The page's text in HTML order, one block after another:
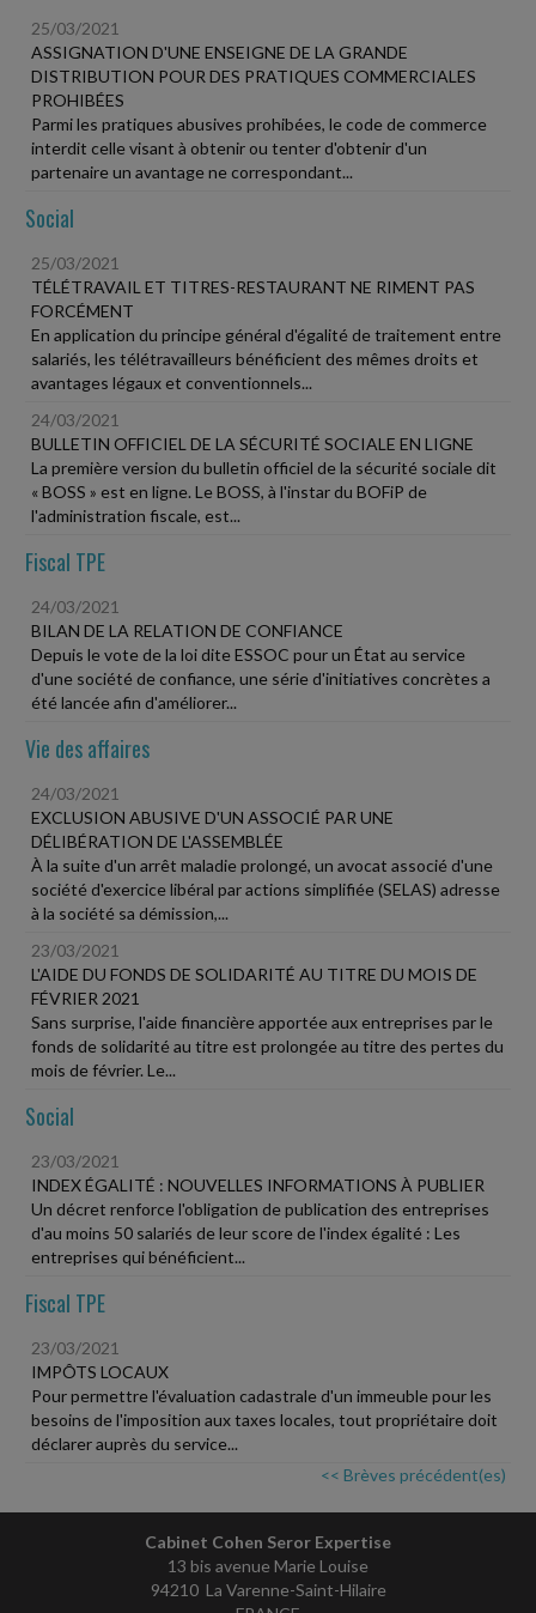
25/03/2021
ASSIGNATION D'UNE ENSEIGNE DE LA GRANDE
DISTRIBUTION POUR DES PRATIQUES COMMERCIALES
PROHIBÉES
Parmi les pratiques abusives prohibées, le code de commerce
interdit celle visant à obtenir ou tenter d'obtenir d'un
partenaire un avantage ne correspondant...
Social
25/03/2021
TÉLÉTRAVAIL ET TITRES-RESTAURANT NE RIMENT PAS
FORCÉMENT
En application du principe général d'égalité de traitement entre
salariés, les télétravailleurs bénéficient des mêmes droits et
avantages légaux et conventionnels...
24/03/2021
BULLETIN OFFICIEL DE LA SÉCURITÉ SOCIALE EN LIGNE
La première version du bulletin officiel de la sécurité sociale dit
« BOSS » est en ligne. Le BOSS, à l'instar du BOFiP de
l'administration fiscale, est...
Fiscal TPE
24/03/2021
BILAN DE LA RELATION DE CONFIANCE
Depuis le vote de la loi dite ESSOC pour un État au service
d'une société de confiance, une série d'initiatives concrètes a
été lancée afin d'améliorer...
Vie des affaires
24/03/2021
EXCLUSION ABUSIVE D'UN ASSOCIÉ PAR UNE
DÉLIBÉRATION DE L'ASSEMBLÉE
À la suite d'un arrêt maladie prolongé, un avocat associé d'une
société d'exercice libéral par actions simplifiée (SELAS) adresse
à la société sa démission,...
23/03/2021
L'AIDE DU FONDS DE SOLIDARITÉ AU TITRE DU MOIS DE
FÉVRIER 2021
Sans surprise, l'aide financière apportée aux entreprises par le
fonds de solidarité au titre est prolongée au titre des pertes du
mois de février. Le...
Social
23/03/2021
INDEX ÉGALITÉ : NOUVELLES INFORMATIONS À PUBLIER
Un décret renforce l'obligation de publication des entreprises
d'au moins 50 salariés de leur score de l'index égalité : Les
entreprises qui bénéficient...
Fiscal TPE
23/03/2021
IMPÔTS LOCAUX
Pour permettre l'évaluation cadastrale d'un immeuble pour les
besoins de l'imposition aux taxes locales, tout propriétaire doit
déclarer auprès du service...
<< Brèves précédent(es)
Cabinet Cohen Seror Expertise
13 bis avenue Marie Louise
94210 La Varenne-Saint-Hilaire